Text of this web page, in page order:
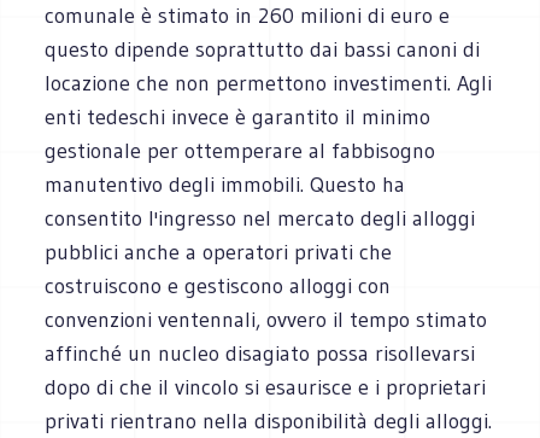
comunale è stimato in 260 milioni di euro e
questo dipende soprattutto dai bassi canoni di
locazione che non permettono investimenti. Agli
enti tedeschi invece è garantito il minimo
gestionale per ottemperare al fabbisogno
manutentivo degli immobili. Questo ha
consentito l'ingresso nel mercato degli alloggi
pubblici anche a operatori privati che
costruiscono e gestiscono alloggi con
convenzioni ventennali, ovvero il tempo stimato
affinché un nucleo disagiato possa risollevarsi
dopo di che il vincolo si esaurisce e i proprietari
privati rientrano nella disponibilità degli alloggi.